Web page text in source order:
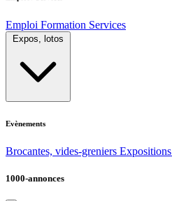
Emploi Formation Services
Expos, lotos
Evènements
Brocantes, vides-greniers Expositions
1000-annonces